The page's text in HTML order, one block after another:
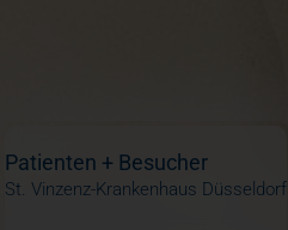
Patienten + Besucher
St. Vinzenz-Krankenhaus Düsseldorf